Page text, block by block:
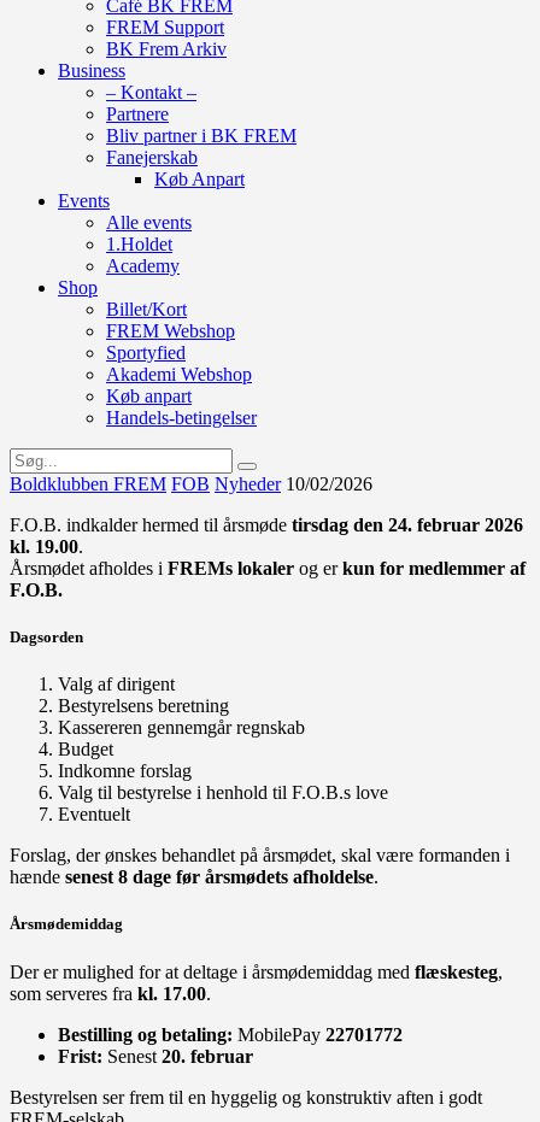
Café BK FREM
FREM Support
BK Frem Arkiv
Business
– Kontakt –
Partnere
Bliv partner i BK FREM
Fanejerskab
Køb Anpart
Events
Alle events
1.Holdet
Academy
Shop
Billet/Kort
FREM Webshop
Sportyfied
Akademi Webshop
Køb anpart
Handels-betingelser
Boldklubben FREM FOB Nyheder 10/02/2026
F.O.B. indkalder hermed til årsmøde tirsdag den 24. februar 2026
kl. 19.00.
Årsmødet afholdes i FREMs lokaler og erkun for medlemmer af
F.O.B.
Dagsorden
Valg af dirigent
Bestyrelsens beretning
Kassereren gennemgår regnskab
Budget
Indkomne forslag
Valg til bestyrelse i henhold til F.O.B.s love
Eventuelt
Forslag, der ønskes behandlet på årsmødet, skal være formanden i
hænde senest 8 dage før årsmødets afholdelse.
Årsmødemiddag
Der er mulighed for at deltage i årsmødemiddag med flæskesteg,
som serveres fra kl. 17.00.
Bestilling og betaling: MobilePay 22701772
Frist: Senest 20. februar
Bestyrelsen ser frem til en hyggelig og konstruktiv aften i godt